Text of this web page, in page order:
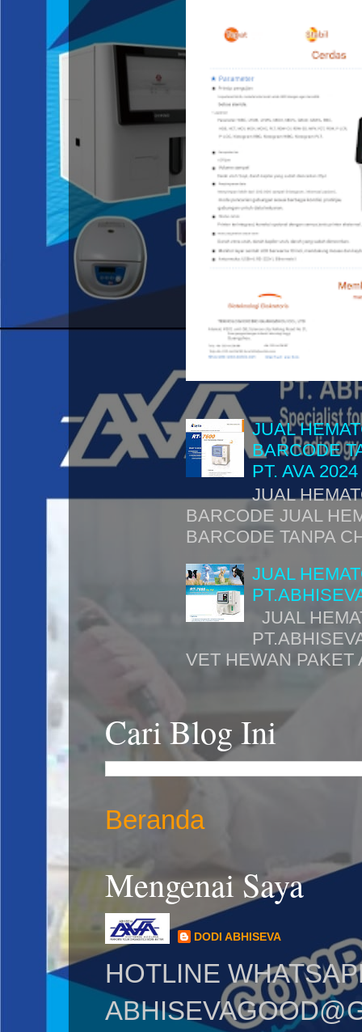
JUAL
BARCODE
PT. AVA 2024
JUAL
BARCODE JUAL
BARCODE TANPA
JUAL
JUAL
VET HEWAN PAKET
Cari Blog Ini
Beranda
Mengenai Saya
DODI ABHISEVA
HOTLINE